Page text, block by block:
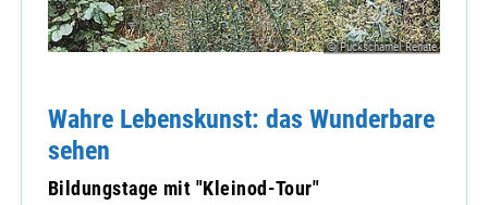
© Puckschamel Renate
Wahre Lebenskunst: das Wunderbare
sehen
Bildungstage mit "Kleinod-Tour"